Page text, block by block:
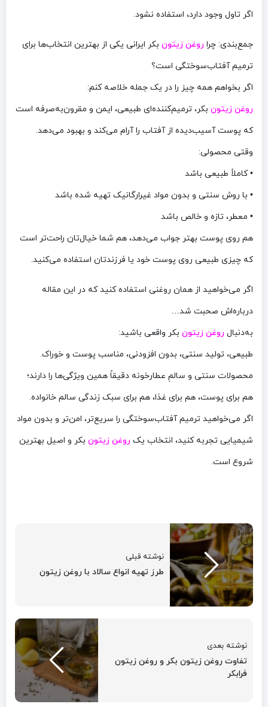
اگر تاول وجود دارد، استفاده نشود.
جمع‌بندی: چرا روغن زیتون بکر ایرانی یکی از بهترین انتخاب‌ها برای
ترمیم آفتاب‌سوختگی است؟
اگر بخواهم همه چیز را در یک جمله خلاصه کنم:
روغن زیتون بکر، ترمیم‌کننده‌ای طبیعی، ایمن و مقرون‌به‌صرفه است
که پوست آسیب‌دیده از آفتاب را آرام می‌کند و بهبود می‌دهد.
وقتی محصولی:
• کاملاً طبیعی باشد
• با روش سنتی و بدون مواد غیرارگانیک تهیه شده باشد
• معطر، تازه و خالص باشد
هم روی پوست بهتر جواب می‌دهد، هم شما خیال‌تان راحت‌تر است
که چیزی طبیعی روی پوست خود یا فرزندتان استفاده می‌کنید.
اگر می‌خواهید از همان روغنی استفاده کنید که در این مقاله
درباره‌اش صحبت شد…
به‌دنبال روغن زیتون بکر واقعی باشید:
طبیعی، تولید سنتی، بدون افزودنی، مناسب پوست و خوراک.
محصولات سنتی و سالمِ عطارخونه دقیقاً همین ویژگی‌ها را دارند؛
هم برای پوست، هم برای غذا، هم برای سبک زندگی سالم خانواده.
اگر می‌خواهید ترمیم آفتاب‌سوختگی را سریع‌تر، امن‌تر و بدون مواد
شیمیایی تجربه کنید، انتخاب یک روغن زیتون بکر و اصیل بهترین
شروع است.
نوشته قبلی
طرز تهیه انواع سالاد با روغن زیتون
نوشته بعدی
تفاوت روغن زیتون بکر و روغن زیتون
فرابکر